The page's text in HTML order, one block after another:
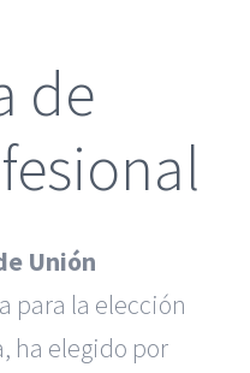
de
Unión
para la elección
ha elegido por